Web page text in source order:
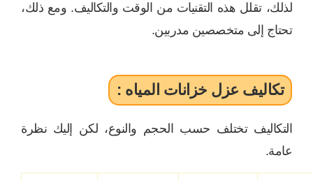
لذلك، تقلل هذه التقنيات من الوقت والتكاليف. ومع ذلك،
تحتاج إلى متخصصين مدربين.
تكاليف عزل خزانات المياه :
التكاليف تختلف حسب الحجم والنوع، لكن إليك نظرة
عامة.